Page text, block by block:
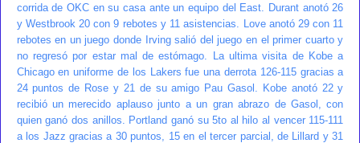
corrida de OKC en su casa ante un equipo del East. Durant anotó 26
y Westbrook 20 con 9 rebotes y 11 asistencias. Love anotó 29 con 11
rebotes en un juego donde Irving salió del juego en el primer cuarto y
no regresó por estar mal de estómago. La ultima visita de Kobe a
Chicago en uniforme de los Lakers fue una derrota 126-115 gracias a
24 puntos de Rose y 21 de su amigo Pau Gasol. Kobe anotó 22 y
recibió un merecido aplauso junto a un gran abrazo de Gasol, con
quien ganó dos anillos. Portland ganó su 5to al hilo al vencer 115-111
a los Jazz gracias a 30 puntos, 15 en el tercer parcial, de Lillard y 31